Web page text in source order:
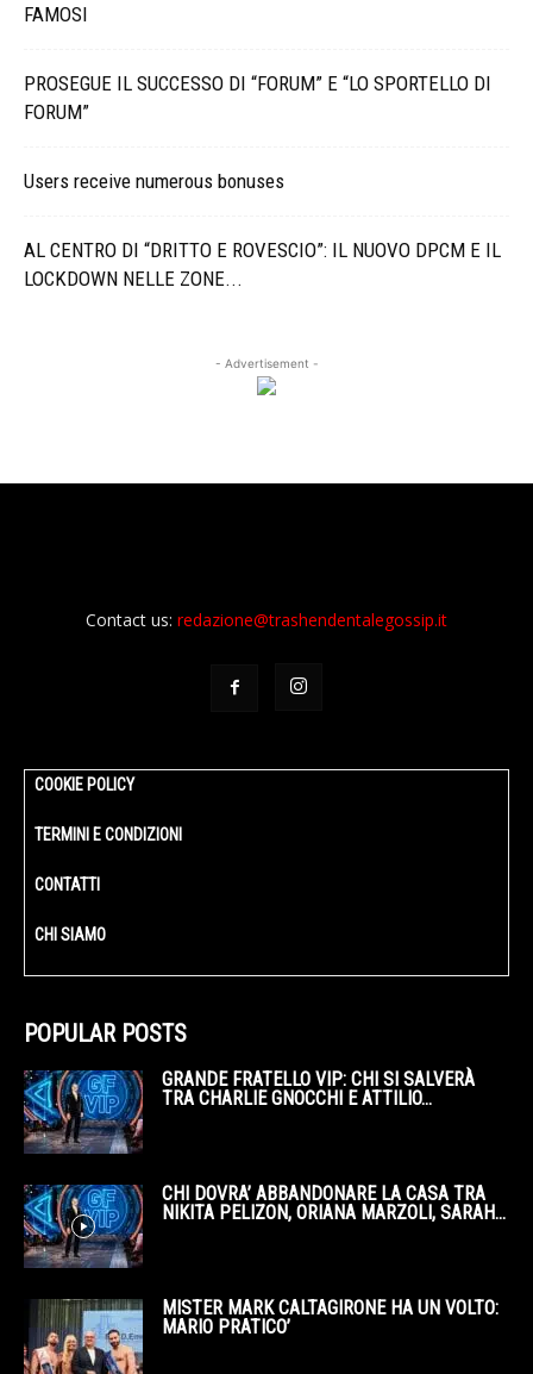
FAMOSI
PROSEGUE IL SUCCESSO DI “FORUM” E “LO SPORTELLO DI
FORUM”
Users receive numerous bonuses
AL CENTRO DI “DRITTO E ROVESCIO”: IL NUOVO DPCM E IL
LOCKDOWN NELLE ZONE...
- Advertisement -
Contact us: redazione@trashendentalegossip.it
COOKIE POLICY
TERMINI E CONDIZIONI
CONTATTI
CHI SIAMO
POPULAR POSTS
GRANDE FRATELLO VIP: CHI SI SALVERÀ
TRA CHARLIE GNOCCHI E ATTILIO...
CHI DOVRA’ ABBANDONARE LA CASA TRA
NIKITA PELIZON, ORIANA MARZOLI, SARAH...
MISTER MARK CALTAGIRONE HA UN VOLTO:
MARIO PRATICO’